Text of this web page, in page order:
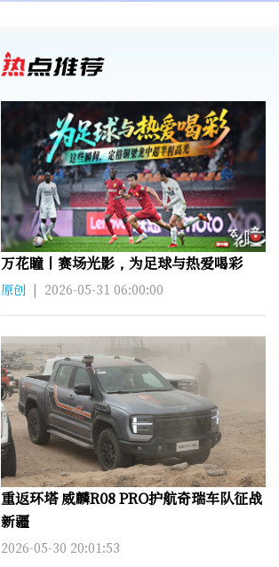
万花瞳丨赛场光影，为足球与热爱喝彩
原创 | 2026-05-31 06:00:00
重返环塔 威麟R08 PRO护航奇瑞车队征战
新疆
2026-05-30 20:01:53